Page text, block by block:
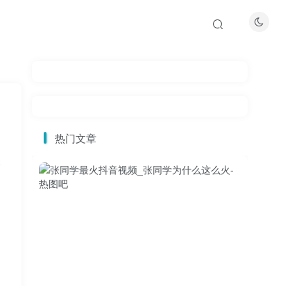
热门文章